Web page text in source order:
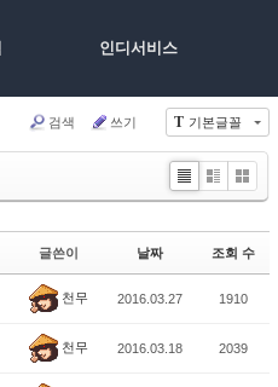
인디서비스
T 기본글꼴
검색 쓰기
List ZineGallery
글쓴이 날짜 조회 수
천무 2016.03.27 1910
천무 2016.03.18 2039